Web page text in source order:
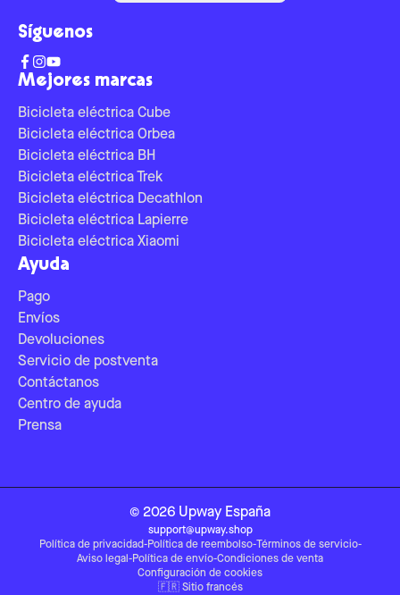
Mejores marcas
Bicicleta eléctrica Cube
Bicicleta eléctrica Orbea
Bicicleta eléctrica BH
Bicicleta eléctrica Trek
Bicicleta eléctrica Decathlon
Bicicleta eléctrica Lapierre
Bicicleta eléctrica Xiaomi
Ayuda
Pago
Envíos
Devoluciones
Servicio de postventa
Contáctanos
Centro de ayuda
Prensa
Síguenos
© 2026 Upway España
support@upway.shop
Política de privacidad-Política de reembolso-Términos de servicio-
Aviso legal -Política de envío-Condiciones de venta
Configuración de cookies
🇫🇷 Sitio francés